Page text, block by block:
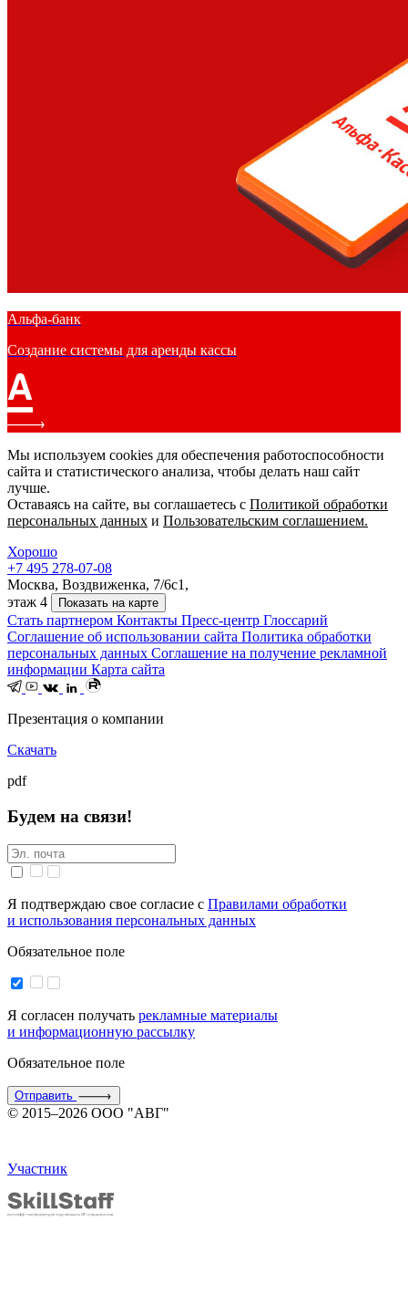
Альфа-банк
Создание системы для аренды кассы
Мы используем cookies для обеспечения работоспособности
сайта и статистического анализа, чтобы делать наш сайт
лучше.
Оставаясь на сайте, вы соглашаетесь с Политикой обработки
персональных данных и Пользовательским соглашением.
Хорошо
+7 495 278-07-08
Москва, Воздвиженка, 7/6с1,
этаж 4
Показать на карте
Стать партнером Контакты Пресс-центр Глоссарий
Соглашение об использовании сайта Политика обработки
персональных данных Соглашение на получение рекламной
информации Карта сайта
Презентация о компании
Скачать
pdf
Будем на связи!
Я подтверждаю свое согласие с Правилами обработки
и использования персональных данных
Обязательное поле
Я согласен получать рекламные материалы
и информационную рассылку
Обязательное поле
Отправить
© 2015–2026 ООО "АВГ"
Участник